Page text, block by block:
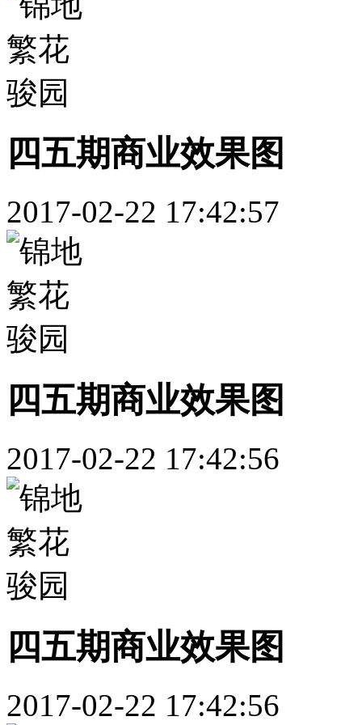
四五期商业效果图
2017-02-22 17:42:57
四五期商业效果图
2017-02-22 17:42:56
四五期商业效果图
2017-02-22 17:42:56